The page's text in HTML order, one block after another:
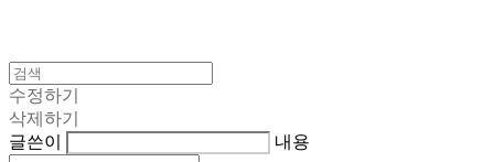
수정하기
삭제하기
글쓴이
내용